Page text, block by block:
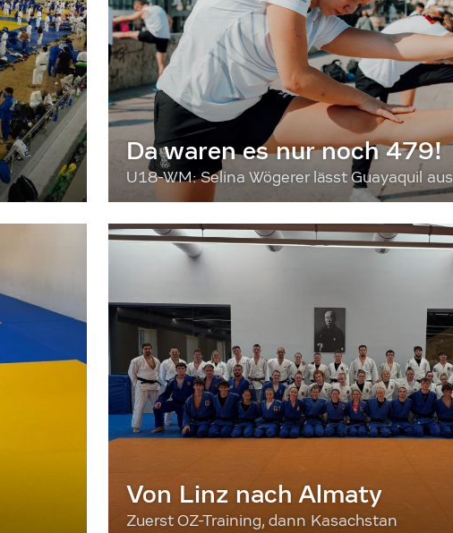
Da waren es nur noch 479!
U18-WM: Selina Wögerer lässt Guayaquil aus
Von Linz nach Almaty
Zuerst OZ-Training, dann Kasachstan